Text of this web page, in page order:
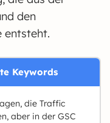
den
entsteht.
Keywords
die Traffic
aber in der GSC